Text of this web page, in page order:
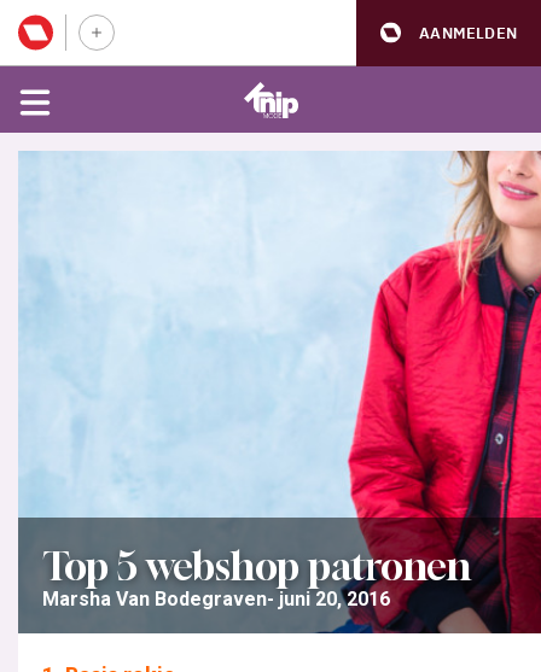
AANMELDEN
Top 5 webshop patronen
Marsha Van Bodegraven juni 20, 2016